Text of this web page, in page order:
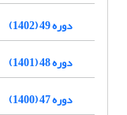
دوره 49 (1402)
دوره 48 (1401)
دوره 47 (1400)